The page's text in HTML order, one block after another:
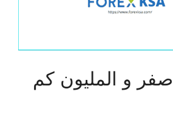
صفر و المليون كم